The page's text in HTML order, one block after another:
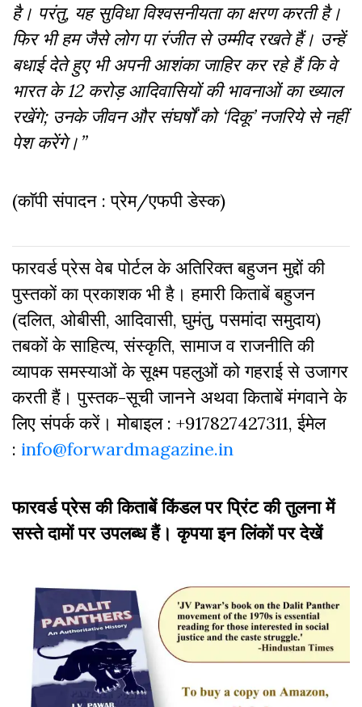
है। परंतु, यह सुविधा विश्वसनीयता का क्षरण करती है।
फिर भी हम जैसे लोग पा रंजीत से उम्मीद रखते हैं। उन्हें
बधाई देते हुए भी अपनी आशंका जाहिर कर रहे हैं कि वे
भारत के 12 करोड़ आदिवासियों की भावनाओं का ख्याल
रखेंगे; उनके जीवन और संघर्षों को ‘दिकू’ नजरिये से नहीं
पेश करेंगे।”
(काॅपी संपादन : प्रेम/एफपी डेस्क)
फारवर्ड प्रेस वेब पोर्टल के अतिरिक्‍त बहुजन मुद्दों की
पुस्‍तकों का प्रकाशक भी है। हमारी किताबें बहुजन
(दलित, ओबीसी, आदिवासी, घुमंतु, पसमांदा समुदाय)
तबकों के साहित्‍य, संस्कृति, सामाज व राजनीति की
व्‍यापक समस्‍याओं के सूक्ष्म पहलुओं को गहराई से उजागर
करती हैं। पुस्तक-सूची जानने अथवा किताबें मंगवाने के
लिए संपर्क करें। मोबाइल : +917827427311, ईमेल
: info@forwardmagazine.in
फारवर्ड प्रेस की किताबें किंडल पर प्रिंट की तुलना में
सस्ते दामों पर उपलब्ध हैं। कृपया इन लिंकों पर देखें